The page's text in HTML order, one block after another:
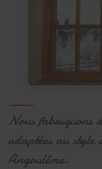
Nous fabriquons
adaptées au style
Angoulême.